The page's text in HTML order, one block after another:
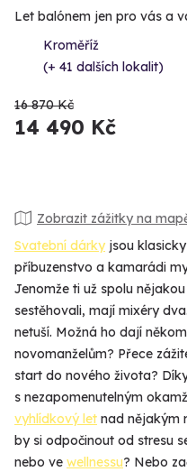
Let balónem jen pro vás a
Kroměříž
(+ 41 dalších lokalit)
16 870 Kč
14 490 Kč
Zobrazit zážitky na
Svatební dárky jsou
příbuzenstvo a kamarádi
Jenomže ti už spolu
sestěhovali, mají mixéry
netuší. Možná ho dají
novomanželům? Přece
start do nového života?
s nezapomenutelným
vyhlídkový let nad nějakým
by si odpočinout od stresu
nebo ve wellnessu? Nebo